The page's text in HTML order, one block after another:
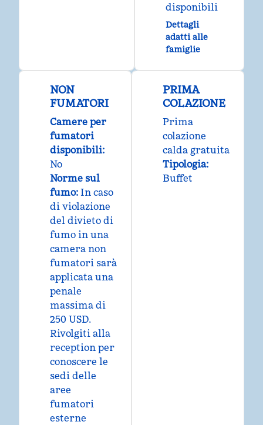
disponibili
Dettagli
adatti alle
famiglie
NON
FUMATORI
Camere per
fumatori
disponibili:
No
Norme sul
fumo: In caso
di violazione
del divieto di
fumo in una
camera non
fumatori sarà
applicata una
penale
massima di
250 USD.
Rivolgiti alla
reception per
conoscere le
sedi delle
aree
fumatori
esterne
PRIMA
COLAZIONE
Prima
colazione
calda gratuita
Tipologia:
Buffet